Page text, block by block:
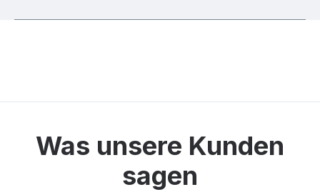
Was unsere Kunden
sagen